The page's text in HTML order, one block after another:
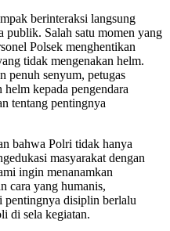
berinteraksi langsung
publik. Salah satu momen yang
Polsek menghentikan
tidak mengenakan helm.
penuh senyum, petugas
kepada pengendara
tentang pentingnya
bahwa Polri tidak hanya
masyarakat dengan
ingin menanamkan
cara yang humanis,
pentingnya disiplin berlalu
di sela kegiatan.